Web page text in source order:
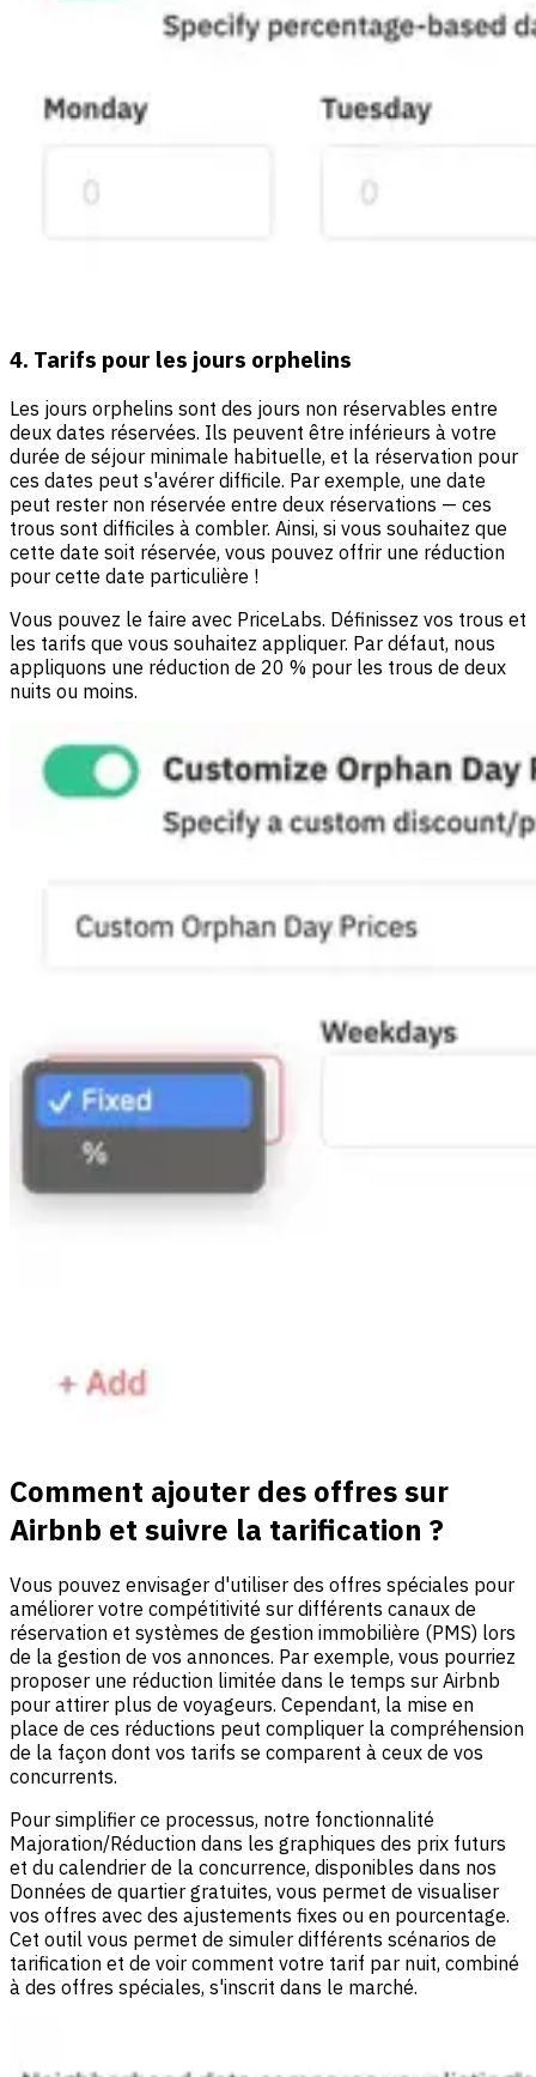
4. Tarifs pour les jours orphelins
Les jours orphelins sont des jours non réservables entre
deux dates réservées. Ils peuvent être inférieurs à votre
durée de séjour minimale habituelle, et la réservation pour
ces dates peut s'avérer difficile. Par exemple, une date
peut rester non réservée entre deux réservations — ces
trous sont difficiles à combler. Ainsi, si vous souhaitez que
cette date soit réservée, vous pouvez offrir une réduction
pour cette date particulière !
Vous pouvez le faire avec PriceLabs. Définissez vos trous et
les tarifs que vous souhaitez appliquer. Par défaut, nous
appliquons une réduction de 20 % pour les trous de deux
nuits ou moins.
Comment ajouter des offres sur
Airbnb et suivre la tarification ?
Vous pouvez envisager d'utiliser des offres spéciales pour
améliorer votre compétitivité sur différents canaux de
réservation et systèmes de gestion immobilière (PMS) lors
de la gestion de vos annonces. Par exemple, vous pourriez
proposer une réduction limitée dans le temps sur Airbnb
pour attirer plus de voyageurs. Cependant, la mise en
place de ces réductions peut compliquer la compréhension
de la façon dont vos tarifs se comparent à ceux de vos
concurrents.
Pour simplifier ce processus, notre fonctionnalité
Majoration/Réduction dans les graphiques des prix futurs
et du calendrier de la concurrence, disponibles dans nos
Données de quartier gratuites, vous permet de visualiser
vos offres avec des ajustements fixes ou en pourcentage.
Cet outil vous permet de simuler différents scénarios de
tarification et de voir comment votre tarif par nuit, combiné
à des offres spéciales, s'inscrit dans le marché.